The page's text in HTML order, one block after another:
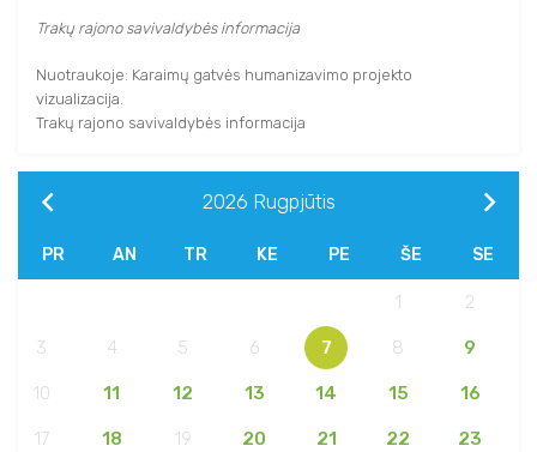
Trakų rajono savivaldybės informacija
Nuotraukoje: Karaimų gatvės humanizavimo projekto
vizualizacija.
Trakų rajono savivaldybės informacija
2026 Rugpjūtis
PR AN TR KE PE ŠE SE
1 2
3 4 5 6 7 8 9
10 11 12 13 14 15 16
17 18 19 20 21 22 23